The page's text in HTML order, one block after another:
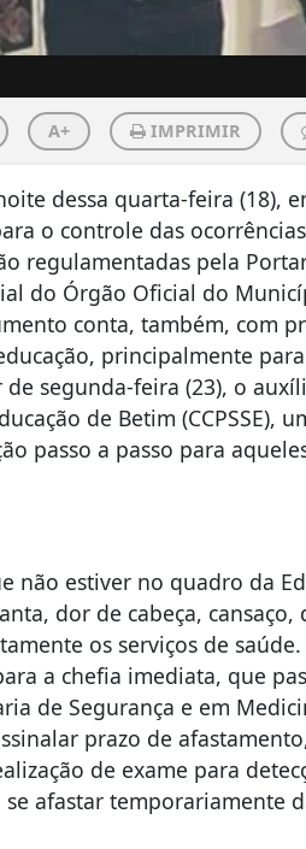
A+ IMPRIMIR
dessa quarta-feira (18),
o controle das
regulamentadas pela
do Órgão Oficial do
conta, também, com
principalmente
segunda-feira (23), o
de Betim (CCPSSE),
passo a passo para
não estiver no quadro da
dor de cabeça,
os serviços de
a chefia imediata, que
de Segurança e em
prazo de
de exame para
afastar temporariamente